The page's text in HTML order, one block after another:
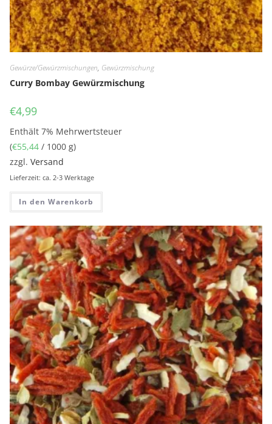
Gewürze/Gewürzmischungen, Gewürzmischung
Curry Bombay Gewürzmischung
€4,99
Enthält 7% Mehrwertsteuer
(€55,44 / 1000 g)
zzgl.Versand
Lieferzeit: ca. 2-3 Werktage
In den Warenkorb